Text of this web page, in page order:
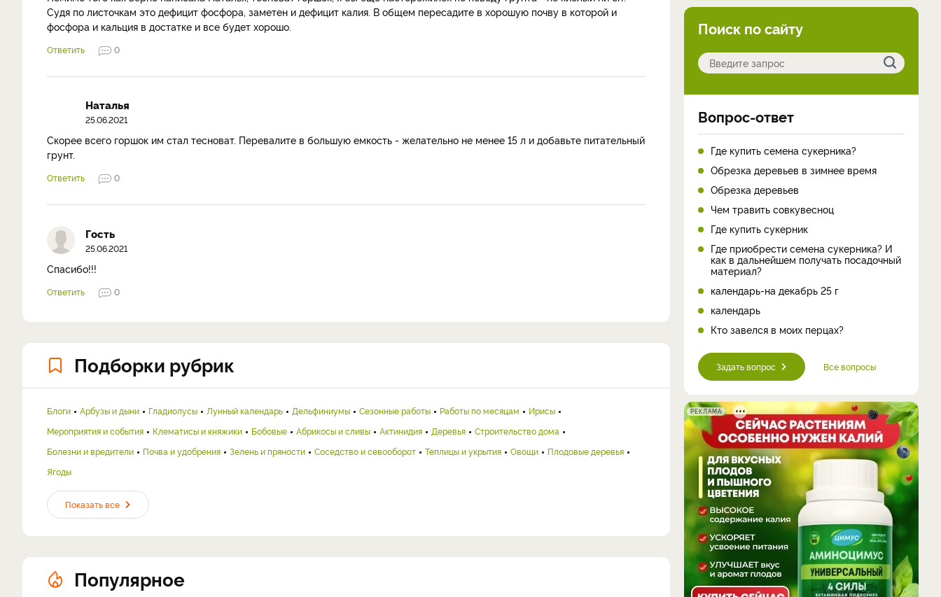
Судя по листочкам это дефицит фосфора, заметен и дефицит калия. В общем пересадите в хорошую почву в которой и
фосфора и кальция в достатке и все будет хорошо.
Ответить 0
Наталья
25.06.2021
Скорее всего горшок им стал тесноват. Перевалите в большую емкость - желательно не менее 15 л и добавьте питательный
грунт.
Ответить 0
Гость
25.06.2021
Спасибо!!!
Ответить 0
Подборки рубрик
Блоги Арбузы и дыни Гладиолусы Лунный календарь Дельфиниумы Сезонные работы Работы по месяцам
Ирисы
Мероприятия и события
Клематисы и княжики Бобовые Абрикосы и сливы Актинидия Деревья
Строительство дома
Болезни и вредители
Почва и удобрения Зелень и пряности Соседство и севооборот Теплицы и укрытия Овощи
Плодовые деревья
Ягоды
Показать все
Популярное
Поиск по сайту
Вопрос-ответ
Где купить семена сукерника?
Обрезка деревьев в зимнее время
Обрезка деревьев
Чем травить совкувесноц
Где купить сукерник
Где приобрести семена сукерника? И
как в дальнейшем получать посадочный
материал?
календарь-на декабрь 25 г
календарь
Кто завелся в моих перцах?
Задать вопрос Все вопросы
РЕКЛАМА